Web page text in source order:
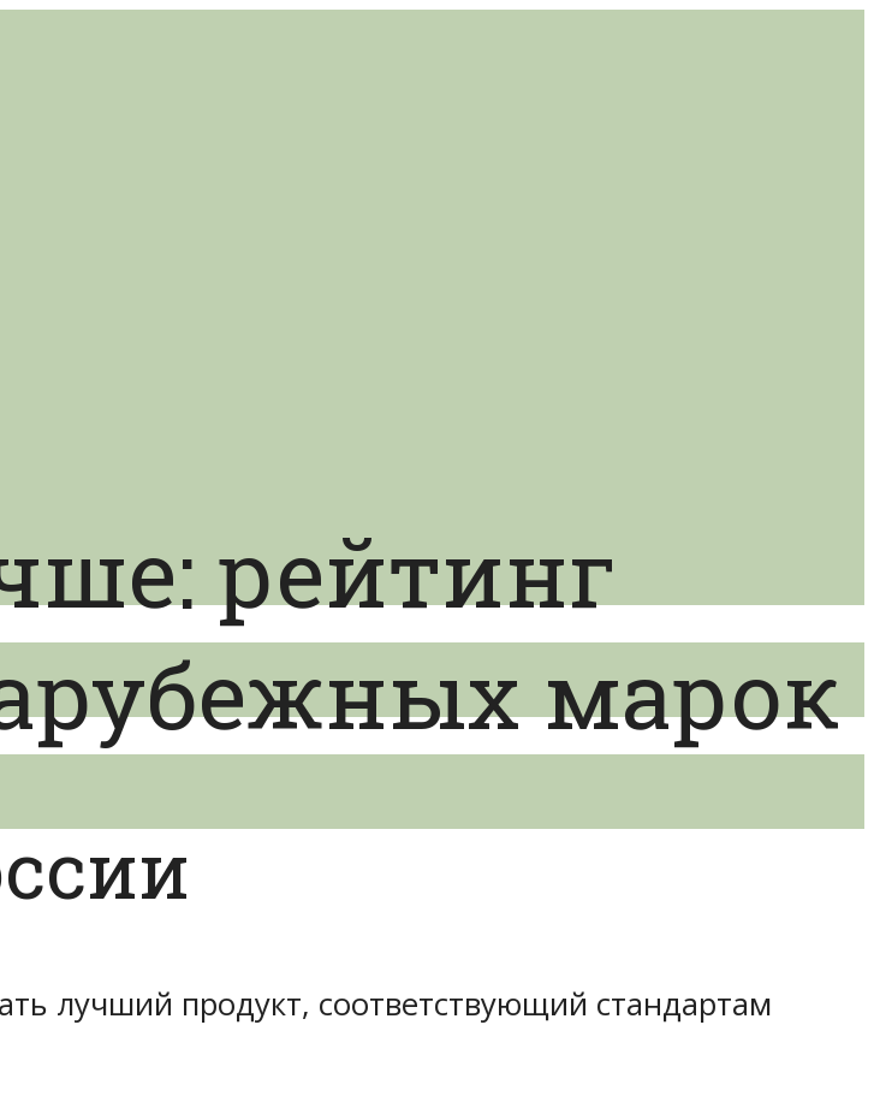
рейтинг
марок
лучший продукт, соответствующий стандартам